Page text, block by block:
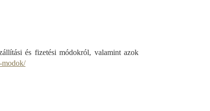
és fizetési módokról, valamint azok
modok/